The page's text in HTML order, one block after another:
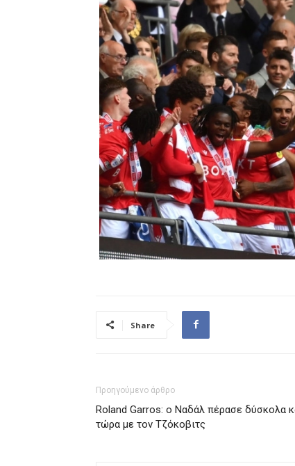
Share
Προηγούμενο άρθρο
Roland Garros: ο Ναδάλ πέρασε δύσκολα
τώρα με τον Τζόκοβιτς